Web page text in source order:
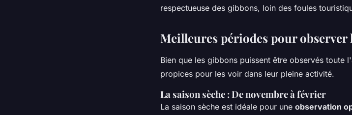
respectueuse des gibbons, loin des foules
Meilleures périodes pour observer
Bien que les gibbons puissent être observés toute
propices pour les voir dans leur pleine activité.
La saison sèche : De novembre à février
La saison sèche est idéale pour une observation